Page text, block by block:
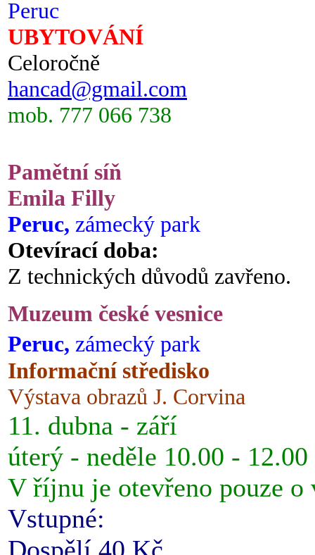
Peruc
UBYTOVÁNÍ
Celoročně
hancad@gmail.com
mob. 777 066 738
Pamětní síň
Emila Filly
Peruc, zámecký park
Otevírací doba:
Z technických důvodů zavřeno.
Muzeum české vesnice
Peruc, zámecký park
Informační středisko
Výstava obrazů J. Corvina
11. dubna - září
úterý - neděle 10.00 -
V říjnu je otevřeno pouze o
Vstupné: